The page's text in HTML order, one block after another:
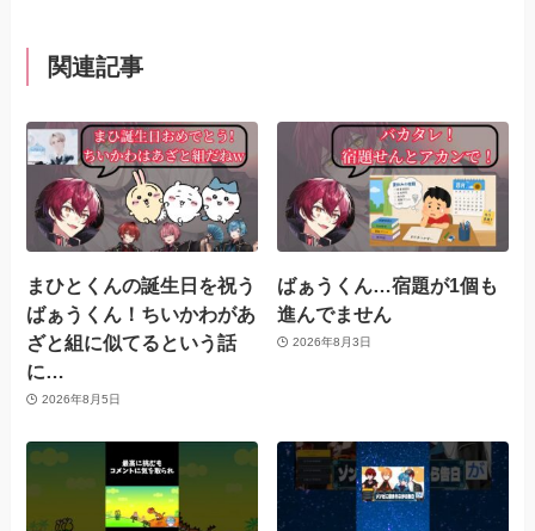
関連記事
まひとくんの誕生日を祝う
ばぁうくん！ちいかわがあ
ざと組に似てるという話
に…
2026年8月5日
ばぁうくん…宿題が1個も
進んでません
2026年8月3日